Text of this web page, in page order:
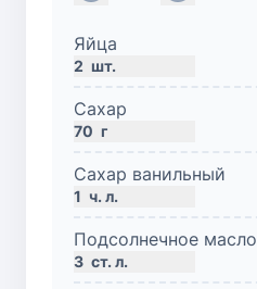
Яйца
2 шт.
Сахар
70 г
Сахар ванильный
1 ч. л.
Подсолнечное масло
3 ст. л.